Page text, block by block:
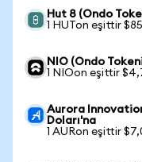
Hut 8 (Ondo
1 HUTon eşittir
NIO (Ondo
1 NIOon eşittir
Aurora
Doları'na
1 AURon eşittir